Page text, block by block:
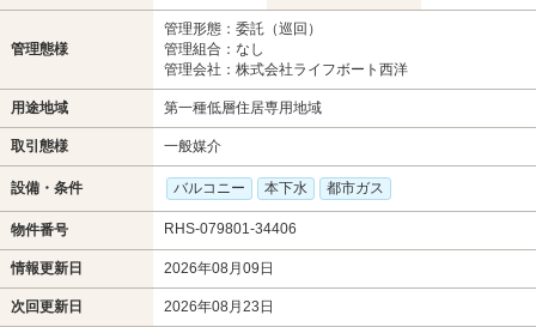
管理態様
管理形態：委託（巡回）
管理組合：なし
管理会社：株式会社ライフボート西洋
用途地域 第一種低層住居専用地域
取引態様 一般媒介
設備・条件 バルコニー 本下水 都市ガス
物件番号 RHS-079801-34406
情報更新日 2026年08月09日
次回更新日 2026年08月23日